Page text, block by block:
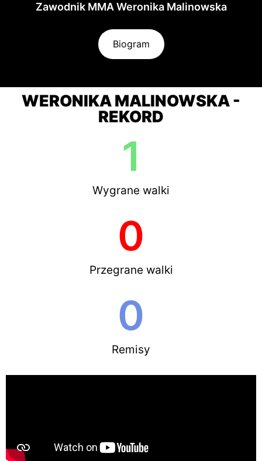
Zawodnik MMA Weronika Malinowska
Biogram
WERONIKA MALINOWSKA -
REKORD
Wygrane walki
1
Przegrane walki
0
Remisy
0